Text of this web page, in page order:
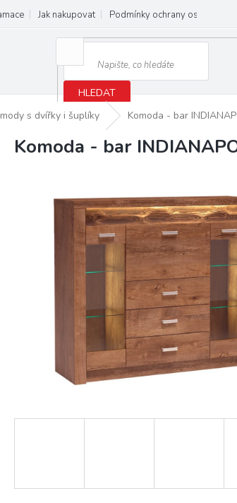
Jak nakupovat Podmínky ochrany osobních
HLEDAT
s dvířky i šuplíky Komoda - bar
Komoda - bar